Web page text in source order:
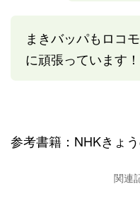
まきバッパもロコ
に頑張っています！
参考書籍：NHKきょ
関連